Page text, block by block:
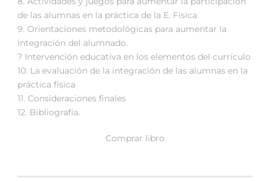
de las alumnas en la práctica de la E. Física
9. Orientaciones metodológicas para aumentar la
integración del alumnado.
? Intervención educativa en los elementos del currículo
10. La evaluación de la integración de las alumnas en la
práctica física
11. Consideraciones finales
12. Bibliografía.
Comprar libro